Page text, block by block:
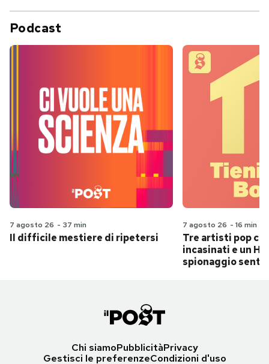
Podcast
7 agosto 26 - 37 min
Il difficile mestiere di ripetersi
7 agosto 26 - 16 min
Tre artisti pop
incasinati e un
spionaggio
Chi siamoPubblicitàPrivacy
Gestisci le preferenzeCondizioni d'uso